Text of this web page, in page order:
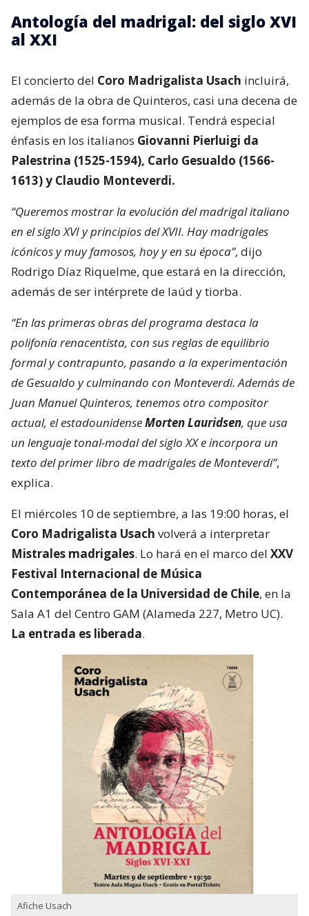
Antología del madrigal: del siglo XVI
al XXI
El concierto del Coro Madrigalista Usach incluirá,
además de la obra de Quinteros, casi una decena de
ejemplos de esa forma musical. Tendrá especial
énfasis en los italianos Giovanni Pierluigi da
Palestrina (1525-1594), Carlo Gesualdo (1566-
1613) y Claudio Monteverdi.
“Queremos mostrar la evolución del madrigal italiano
en el siglo XVI y principios del XVII. Hay madrigales
icónicos y muy famosos, hoy y en su época”, dijo
Rodrigo Díaz Riquelme, que estará en la dirección,
además de ser intérprete de laúd y tiorba.
“En las primeras obras del programa destaca la
polifonía renacentista, con sus reglas de equilibrio
formal y contrapunto, pasando a la experimentación
de Gesualdo y culminando con Monteverdi. Además de
Juan Manuel Quinteros, tenemos otro compositor
actual, el estadounidenseMorten Lauridsen, que usa
un lenguaje tonal-modal del siglo XX e incorpora un
texto del primer libro de madrigales de Monteverdi”,
explica.
El miércoles 10 de septiembre, a las 19:00 horas, el
Coro Madrigalista Usach volverá a interpretar
Mistrales madrigales. Lo hará en el marco del XXV
Festival Internacional de Música
Contemporánea de la Universidad de Chile, en la
Sala A1 del Centro GAM (Alameda 227, Metro UC).
La entrada es liberada.
Afiche Usach